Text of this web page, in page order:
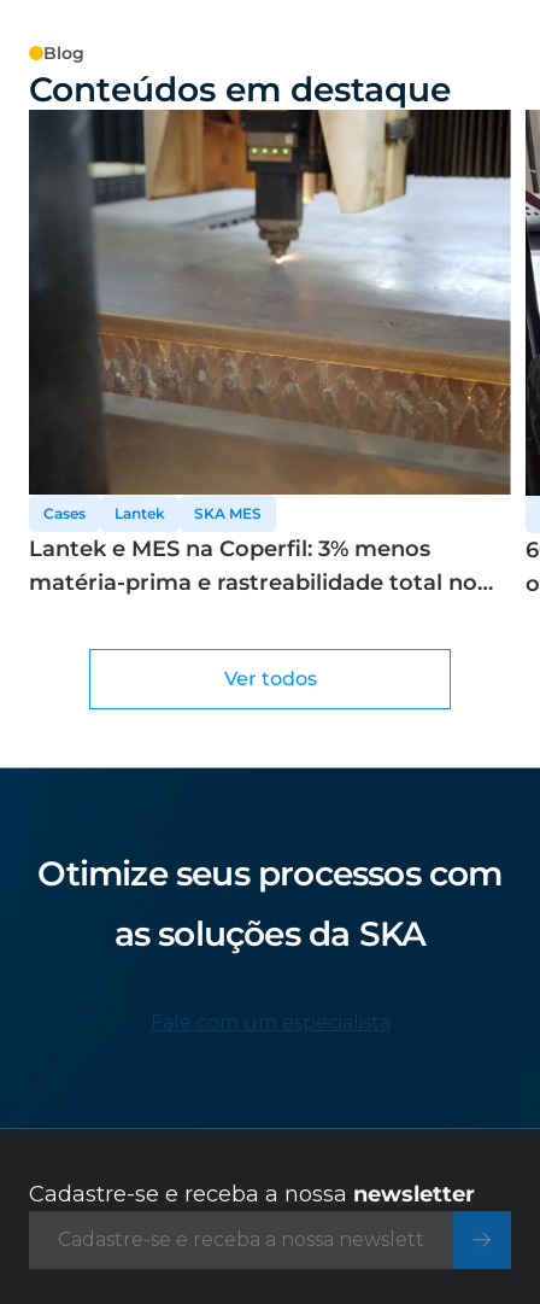
Blog
Conteúdos em destaque
Ver todos
Cases Lantek SKA MES
Lantek e MES na Coperfil: 3% menos
matéria-prima e rastreabilidade total no
Otimize seus processos com
as soluções da SKA
Fale com um especialista
Cadastre-se e receba a nossa newsletter